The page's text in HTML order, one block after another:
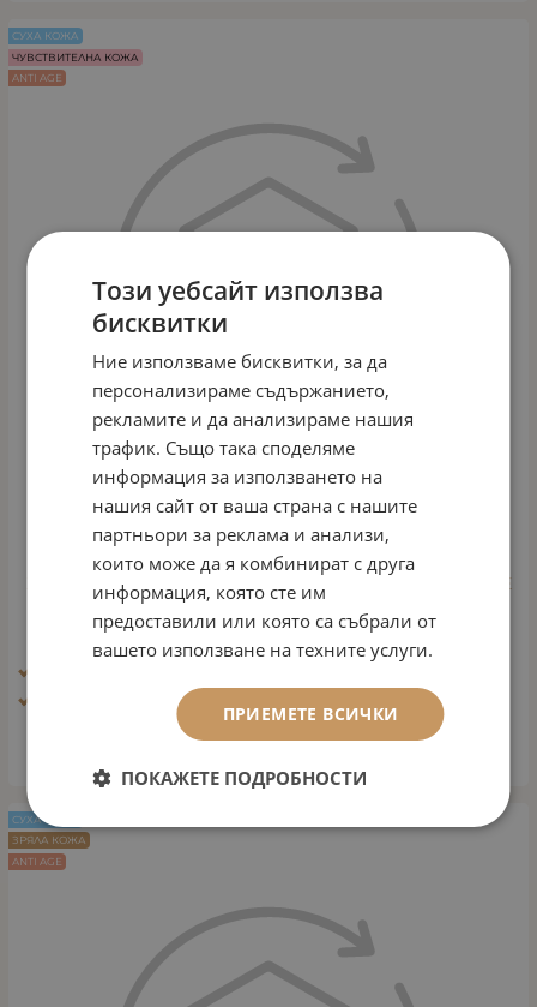
ХИДРАТИРАЩ КРЕМ ХИАЛУРОН С 24 ЧАСА ДЕЙСТВИЕ
49.60 € / 97.01 лв.
Тип кожа: Смесена към суха кожа
СУХА КОЖА
ЧУВСТВИТЕЛНА КОЖА
ANTI AGE
СУХА КОЖА
ЗРЯЛА КОЖА
ANTI AGE
Този уебсайт използва
бисквитки
Ние използваме бисквитки, за да
персонализираме съдържанието,
рекламите и да анализираме нашия
трафик. Също така споделяме
информация за използването на
нашия сайт от ваша страна с нашите
партньори за реклама и анализи,
които може да я комбинират с друга
информация, която сте им
предоставили или която са събрали от
вашето използване на техните услуги.
ПРИЕМЕТЕ ВСИЧКИ
ПОКАЖЕТЕ ПОДРОБНОСТИ